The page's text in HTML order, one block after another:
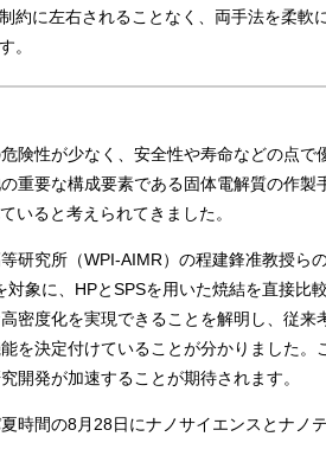
約に左右されることなく、両手法を柔
。
険性が少なく、安全性や寿命などの点
重要な構成要素である固体電解質の作製
いると考えられてきました。
研究所（WPI-AIMR）の程建鋒准教授ら
対象に、HPとSPSを用いた焼結を直接
密度化を実現できることを解明し、従
を決定付けていることが分かりました
開発が加速することが期待されます。
時間の8月28日にナノサイエンスとナノ